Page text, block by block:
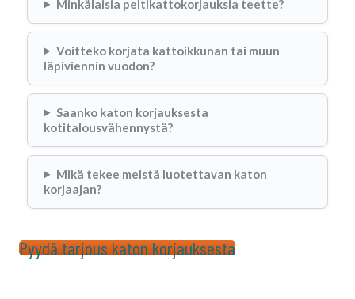
Minkälaisia peltikattokorjauksia teette?
Voitteko korjata kattoikkunan tai muun
läpiviennin vuodon?
Saanko katon korjauksesta
kotitalousvähennystä?
Mikä tekee meistä luotettavan katon
korjaajan?
Pyydä tarjous katon korjauksesta